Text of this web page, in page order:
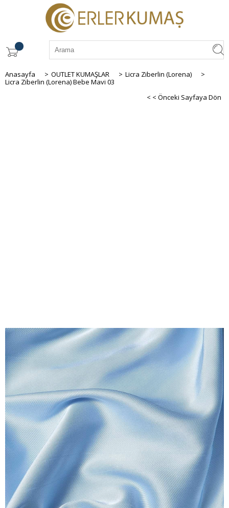
Anasayfa > OUTLET KUMAŞLAR > Licra Ziberlin (Lorena)
>
Licra Ziberlin (Lorena) Bebe Mavi 03
< < Önceki Sayfaya Dön